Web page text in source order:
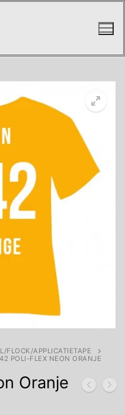
FLOCK/APPLICATIETAPE
POLI-FLEX NEON ORANJE
Oranje